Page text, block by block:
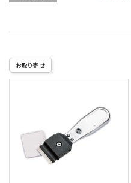
お取り寄せ